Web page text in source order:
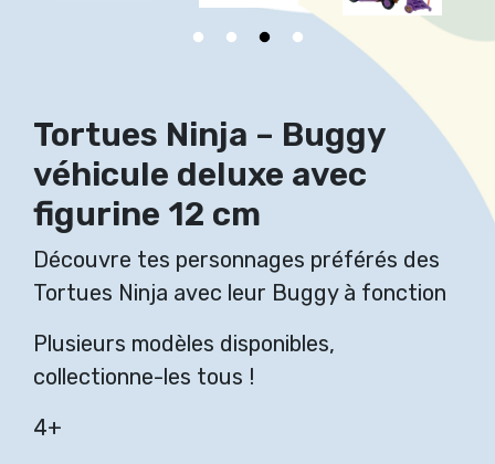
Tortues Ninja – Buggy
véhicule deluxe avec
figurine 12 cm
Découvre tes personnages préférés des
Tortues Ninja avec leur Buggy à fonction
Plusieurs modèles disponibles,
collectionne-les tous !
4+